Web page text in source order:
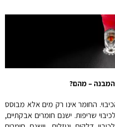
המבנה – מהם?
החומר אינו רק מים אלא מבוסס
שריפות. ישנם חומרים אבקתיים,